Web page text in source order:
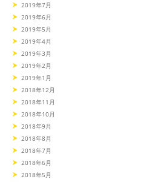
2019年7月
2019年6月
2019年5月
2019年4月
2019年3月
2019年2月
2019年1月
2018年12月
2018年11月
2018年10月
2018年9月
2018年8月
2018年7月
2018年6月
2018年5月